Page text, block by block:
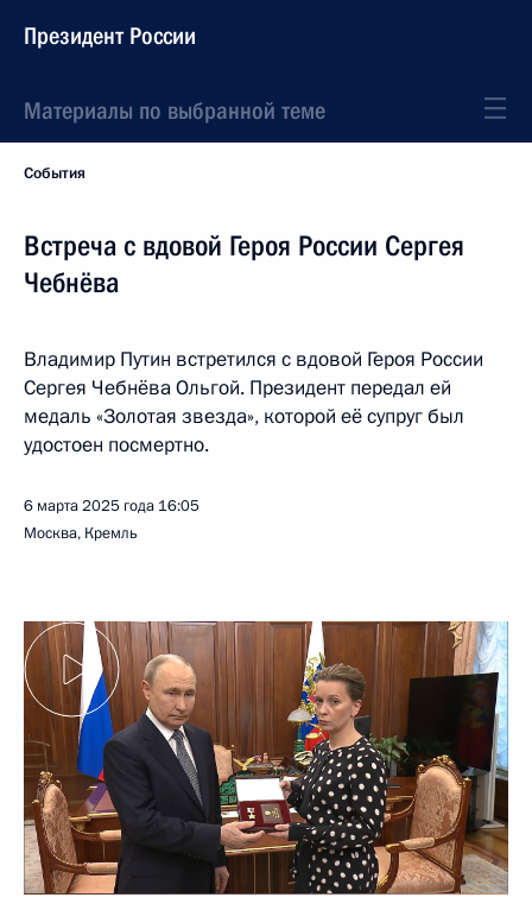
Президент России
Материалы по выбранной теме
События
Встреча с вдовой Героя России Сергея
Чебнёва
Владимир Путин встретился с вдовой Героя России
Сергея Чебнёва Ольгой. Президент передал ей
медаль «Золотая звезда», которой её супруг был
удостоен посмертно.
6 марта 2025 года 16:05
Москва, Кремль